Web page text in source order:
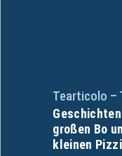
Tearticolo –
großen Bo
kleinen